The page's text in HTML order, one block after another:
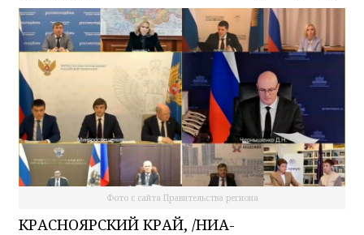
Фото с сайта Правительства региона
КРАСНОЯРСКИЙ КРАЙ, /НИА-